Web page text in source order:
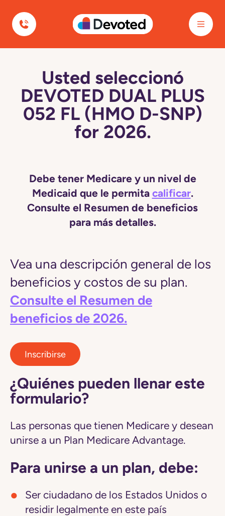
Devoted Health
Usted seleccionó
DEVOTED DUAL PLUS
052 FL (HMO D-SNP)
for 2026.
Debe tener Medicare y un nivel de
Medicaid que le permita calificar.
Consulte el Resumen de beneficios
para más detalles.
Vea una descripción general de los
beneficios y costos de su plan.
Consulte el Resumen de
beneficios de 2026.
Inscribirse
¿Quiénes pueden llenar este
formulario?
Las personas que tienen Medicare y desean
unirse a un Plan Medicare Advantage.
Para unirse a un plan, debe:
Ser ciudadano de los Estados Unidos o
residir legalmente en este país